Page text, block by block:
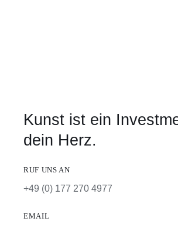
Kunst ist ein
dein Herz.
RUF UNS AN
+49 (0) 177 270 4977
EMAIL